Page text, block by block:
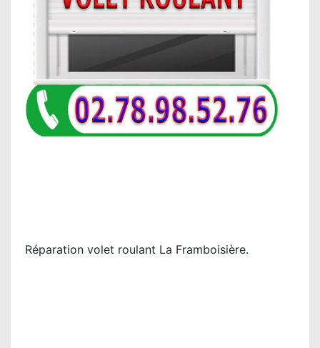
Réparation volet roulant La Framboisière.